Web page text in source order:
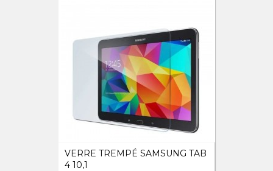
VERRE TREMPÉ SAMSUNG TAB
4 10,1